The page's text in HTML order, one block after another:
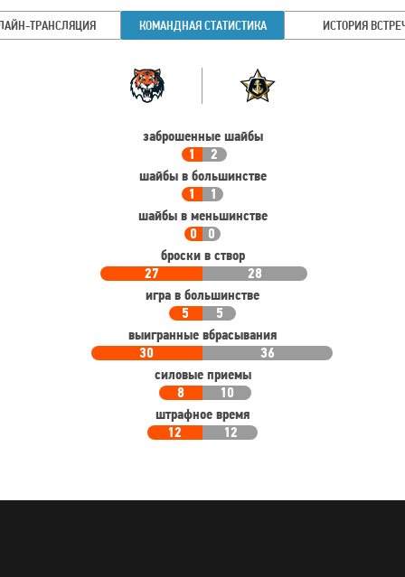
ТРАНСЛЯЦИЯ КОМАНДНАЯ СТАТИСТИКА ИСТОРИЯ
Команда
заброшенные шайбы
1
2
шайбы в большинстве
1
1
шайбы в меньшинстве
0
0
броски в створ
27
28
игра в большинстве
5
5
выигранные вбрасывания
30
36
силовые приемы
8
10
штрафное время
12
12